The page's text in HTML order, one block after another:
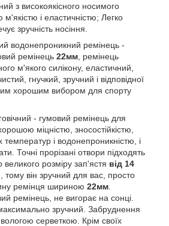
з високоякісного носимого
м'якістю і еластичністю; Легко
зручність носіння.
водонепроникний ремінець -
ремінець 22мм , ремінець
м'якого силікону, еластичний,
гнучкий, зручний і відповідної
хорошим вибором для спорту
- гумовий ремінець для
міцністю, зносостійкістю,
температур і водонепроникністю, і
Точні прорізані отвори підходять
розміру зап'ястя від 14
, тому він зручний для вас, просто
ремінця шириною 22мм
ремінець, не вигорає на сонці.
зручний. Забруднення
серветкою. Крім своїх